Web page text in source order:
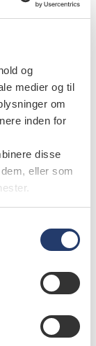
og
medier og til
om
inden for
disse
eller som
på de
Aarhus skal
udbygges, så
Og
i højere grad
at nedbringe